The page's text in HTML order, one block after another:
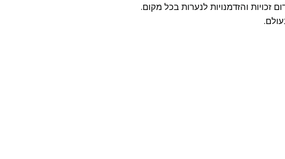
והזדמנויות לנערות בכל מקום.